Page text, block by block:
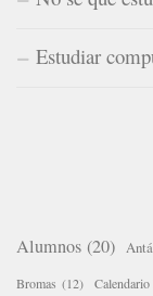
Estudiar
Alumnos (20)
Bromas (12)